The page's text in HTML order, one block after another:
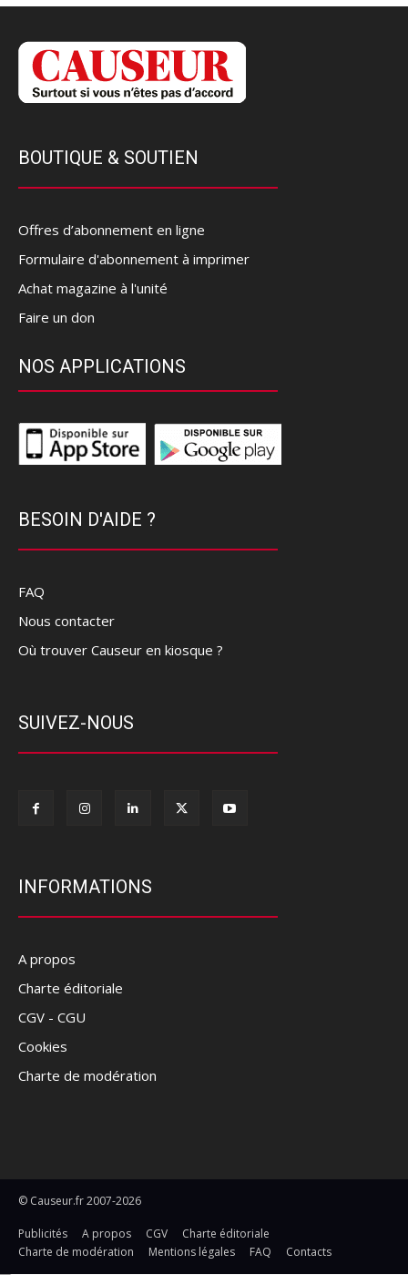
BOUTIQUE & SOUTIEN
Offres d’abonnement en ligne
Formulaire d'abonnement à imprimer
Achat magazine à l'unité
Faire un don
NOS APPLICATIONS
BESOIN D'AIDE ?
FAQ
Nous contacter
Où trouver Causeur en kiosque ?
SUIVEZ-NOUS
INFORMATIONS
A propos
Charte éditoriale
CGV - CGU
Cookies
Charte de modération
© Causeur.fr 2007-2026
Publicités A propos CGV
Charte éditoriale
Charte de modération
Mentions légales FAQ Contacts